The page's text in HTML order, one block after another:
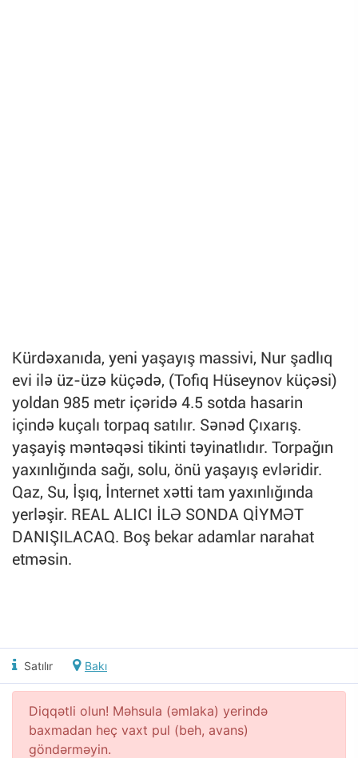
Kürdəxanıda, yeni yaşayış massivi, Nur şadlıq
evi ilə üz-üzə küçədə, (Tofiq Hüseynov küçəsi)
yoldan 985 metr içəridə 4.5 sotda hasarin
içində kuçalı torpaq satılır. Sənəd Çıxarış.
yaşayiş məntəqəsi tikinti təyinatlıdır. Torpağın
yaxınlığında sağı, solu, önü yaşayış evləridir.
Qaz, Su, İşıq, İnternet xətti tam yaxınlığında
yerləşir. REAL ALICI İLƏ SONDA QİYMƏT
DANIŞILACAQ. Boş bekar adamlar narahat
etməsin.
Satılır Bakı
Diqqətli olun! Məhsula (əmlaka) yerində
baxmadan heç vaxt pul (beh, avans)
göndərməyin.